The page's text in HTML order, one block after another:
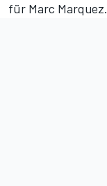
für Marc Marquez.